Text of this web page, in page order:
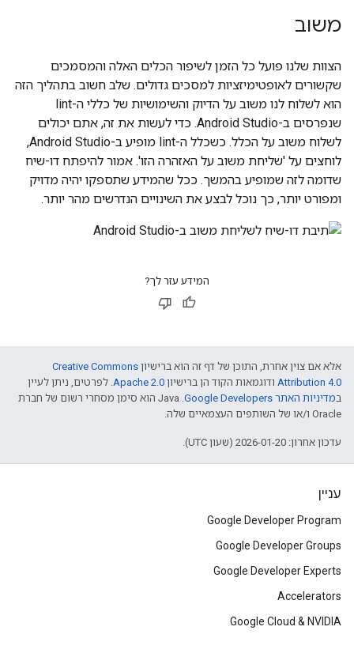
משוב
הצוות שלנו פועל כל הזמן לשיפור הכלים האלה והמסמכים
שקשורים לאופטימיזציות למסכים גדולים. שלב חשוב בתהליך הזה
הוא לשלוח לנו משוב על הדיוק והשימושיות של כללי ה-lint
שנפרסים ב-Android Studio. כדי לעשות את זה, אתם יכולים
לשלוח משוב על הכלל. כשכלל ה-lint מופיע ב-Android Studio,
לוחצים על 'שליחת משוב על האזהרה הזו'. אמור להיפתח דו-שיח
שדומה לזה שמופיע בהמשך. ככל שהמידע שתספקו יהיה מדויק
ומפורט יותר, כך נוכל לבצע את השינויים הנדרשים מהר יותר.
המידע עזר לך?
אלא אם צוין אחרת, התוכן של דף זה הוא ברישיון Creative Commons
Attribution 4.0 ודוגמאות הקוד הן ברישיון Apache 2.0. לפרטים, ניתן לעיין
במדיניות האתר Google Developers‏
.‏ Java הוא סימן מסחרי רשום של חברת
Oracle ו/או של השותפים העצמאיים שלה.
עדכון אחרון: 2026-01-20 (שעון UTC).
עניין
Google Developer Program
Google Developer Groups
Google Developer Experts
Accelerators
Google Cloud & NVIDIA